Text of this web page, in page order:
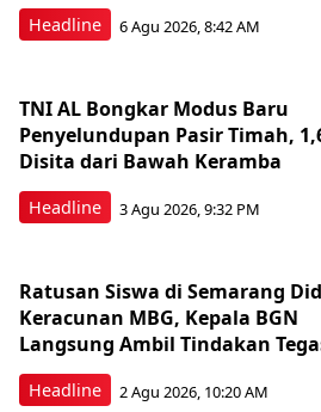
Headline 6 Agu 2026, 8:42 AM
Headline
TNI AL Bongkar Modus Baru
Penyelundupan Pasir Timah,
Disita dari Bawah Keramba
3 Agu 2026, 9:32 PM
Headline
Ratusan Siswa di Semarang
Keracunan MBG, Kepala BGN
Langsung Ambil Tindakan
2 Agu 2026, 10:20 AM